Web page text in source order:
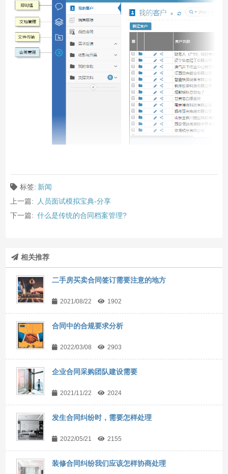
标签: 新闻
上一篇:
人员面试模拟宝典-分享
下一篇: 什么是传统的合同档案管理?
相关推荐
二手房买卖合同签订需要注意的地方
2021/08/22 1902
合同中的合规要求分析
2022/03/08 2903
企业合同采购团队建设需要
2021/11/22 2024
发生合同纠纷时，需要怎样处理
2022/05/21 2155
装修合同纠纷我们应该怎样协商处理